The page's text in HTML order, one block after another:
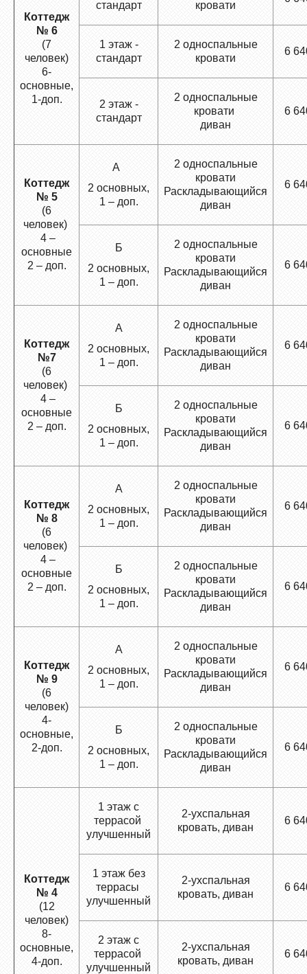
Коттедж
№ 6
(7
человек)
6-
основные,
1-доп.
стандарт
кровати
1 этаж -
стандарт
2 односпальные
кровати
6
2 этаж -
стандарт
2 односпальные
кровати
диван
6
Коттедж
№ 5
(6
человек)
4 –
основные
2 – доп.
А
2 основных,
1 – доп.
2 односпальные
кровати
Раскладывающийся
диван
6
Б
2 основных,
1 – доп.
2 односпальные
кровати
Раскладывающийся
диван
6
Коттедж
№7
(6
человек)
4 –
основные
2 – доп.
А
2 основных,
1 – доп.
2 односпальные
кровати
Раскладывающийся
диван
6
Б
2 основных,
1 – доп.
2 односпальные
кровати
Раскладывающийся
диван
6
Коттедж
№ 8
(6
человек)
4 –
основные
2 – доп.
А
2 основных,
1 – доп.
2 односпальные
кровати
Раскладывающийся
диван
6
Б
2 основных,
1 – доп.
2 односпальные
кровати
Раскладывающийся
диван
6
Коттедж
№ 9
(6
человек)
4-
основные,
2-доп.
А
2 основных,
1 – доп.
2 односпальные
кровати
Раскладывающийся
диван
6
Б
2 основных,
1 – доп.
2 односпальные
кровати
Раскладывающийся
диван
6
Коттедж
№ 4
(12
человек)
8-
основные,
4-доп.
1 этаж с
террасой
улучшенный
2-ухспальная
кровать, диван
6
1 этаж без
террасы
улучшенный
2-ухспальная
кровать, диван
6
2 этаж с
террасой
улучшенный
2-ухспальная
кровать, диван
6